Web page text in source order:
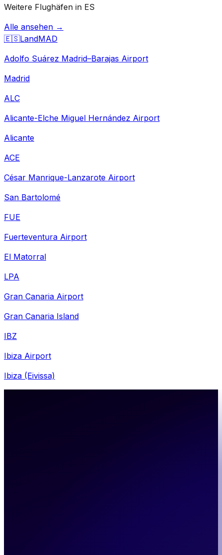
Weitere Flughäfen in ES
Alle ansehen →
🇪🇸LandMAD
Adolfo Suárez Madrid–Barajas Airport
Madrid
ALC
Alicante-Elche Miguel Hernández Airport
Alicante
ACE
César Manrique-Lanzarote Airport
San Bartolomé
FUE
Fuerteventura Airport
El Matorral
LPA
Gran Canaria Airport
Gran Canaria Island
IBZ
Ibiza Airport
Ibiza (Eivissa)